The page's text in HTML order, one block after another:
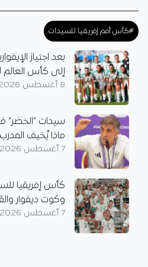
#كأس أمم إفريقيا للسيدات
بعد اجتياز
إلى كأس العالم
8 أغسطس 2026
سيدات “الخضر”
ماذا يُخيف
7 أغسطس 2026
كأس إفريقيا
وكوت ديفوار
7 أغسطس 2026